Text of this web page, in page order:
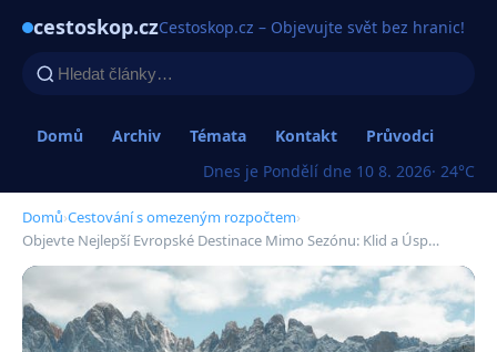
cestoskop.czCestoskop.cz – Objevujte svět bez hranic!
Domů Archiv Témata Kontakt
Průvodci
Dnes je Pondělí dne 10 8. 2026· 24°C
Domů›Cestování s omezeným rozpočtem›
Objevte Nejlepší Evropské Destinace Mimo Sezónu: Klid a Úsp…